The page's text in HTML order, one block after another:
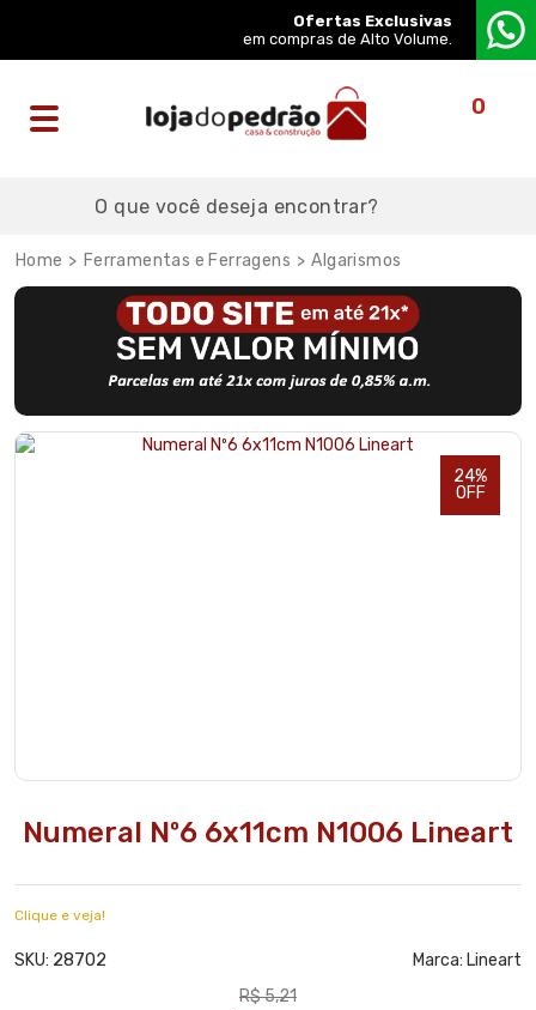
Ofertas Exclusivas
em compras de Alto Volume.
0
Ferramentas e Ferragens Algarismos
24%
OFF
Numeral Nº6 6x11cm N1006 Lineart
Clique e veja!
SKU: 28702 Marca: Lineart
R$ 5,21